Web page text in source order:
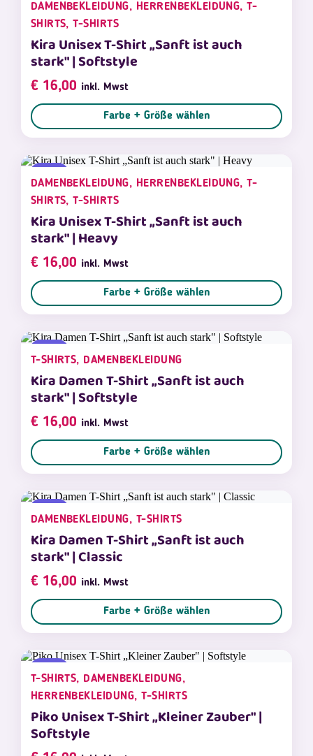
DAMENBEKLEIDUNG, HERRENBEKLEIDUNG, T-
SHIRTS, T-SHIRTS
Kira Unisex T-Shirt „Sanft ist auch
stark" | Softstyle
€16,00 inkl. Mwst
Farbe + Größe wählen
DAMENBEKLEIDUNG, HERRENBEKLEIDUNG, T-
SHIRTS, T-SHIRTS
Kira Unisex T-Shirt „Sanft ist auch
stark" | Heavy
€16,00 inkl. Mwst
Farbe + Größe wählen
T-SHIRTS, DAMENBEKLEIDUNG
Kira Damen T-Shirt „Sanft ist auch
stark" | Softstyle
€16,00 inkl. Mwst
Farbe + Größe wählen
DAMENBEKLEIDUNG, T-SHIRTS
Kira Damen T-Shirt „Sanft ist auch
stark" | Classic
€16,00 inkl. Mwst
Farbe + Größe wählen
T-SHIRTS, DAMENBEKLEIDUNG,
HERRENBEKLEIDUNG, T-SHIRTS
Piko Unisex T-Shirt „Kleiner Zauber" |
Softstyle